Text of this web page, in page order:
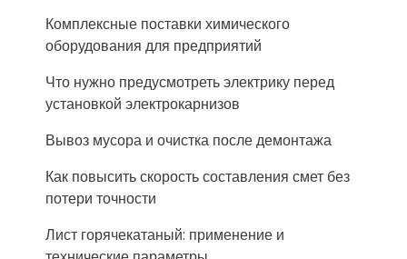
Комплексные поставки химического
оборудования для предприятий
Что нужно предусмотреть электрику перед
установкой электрокарнизов
Вывоз мусора и очистка после демонтажа
Как повысить скорость составления смет без
потери точности
Лист горячекатаный: применение и